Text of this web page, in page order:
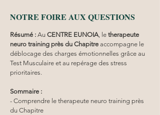
NOTRE FOIRE AUX QUESTIONS
Résumé : Au CENTRE EUNOIA , le therapeute
neuro training près du Chapitre accompagne le
déblocage des charges émotionnelles grâce au
Test Musculaire et au repérage des stress
prioritaires.
Sommaire :
- Comprendre le therapeute neuro training près
du Chapitre